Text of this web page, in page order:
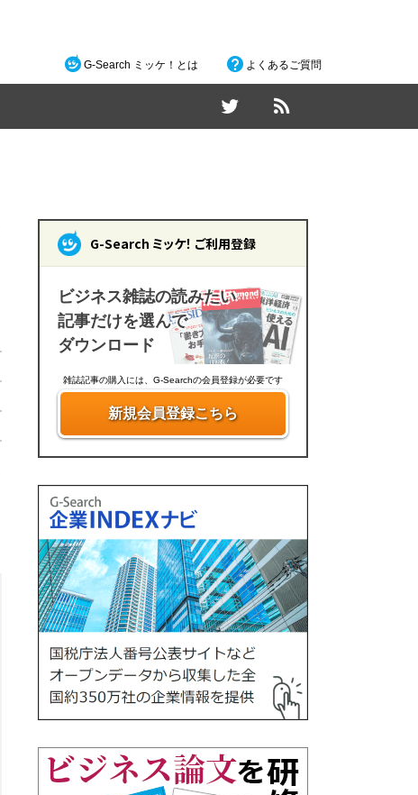
G-Search ミッケ！とは よくあるご質問
G-Search ミッケ！ ご利用登録
ビジネス雑誌の読みたい
記事だけを選んで
ダウンロード
雑誌記事の購入には、G-Searchの会員登録が必要です
新規会員登録こちら